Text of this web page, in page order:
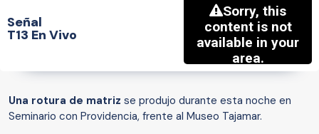
Señal
T13 En Vivo
Una rotura de matriz se produjo durante esta noche en
Seminario con Providencia, frente al Museo Tajamar.